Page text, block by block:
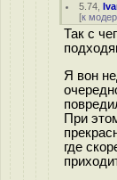
5.74 ,
[к
Так с
Я вон
При
где